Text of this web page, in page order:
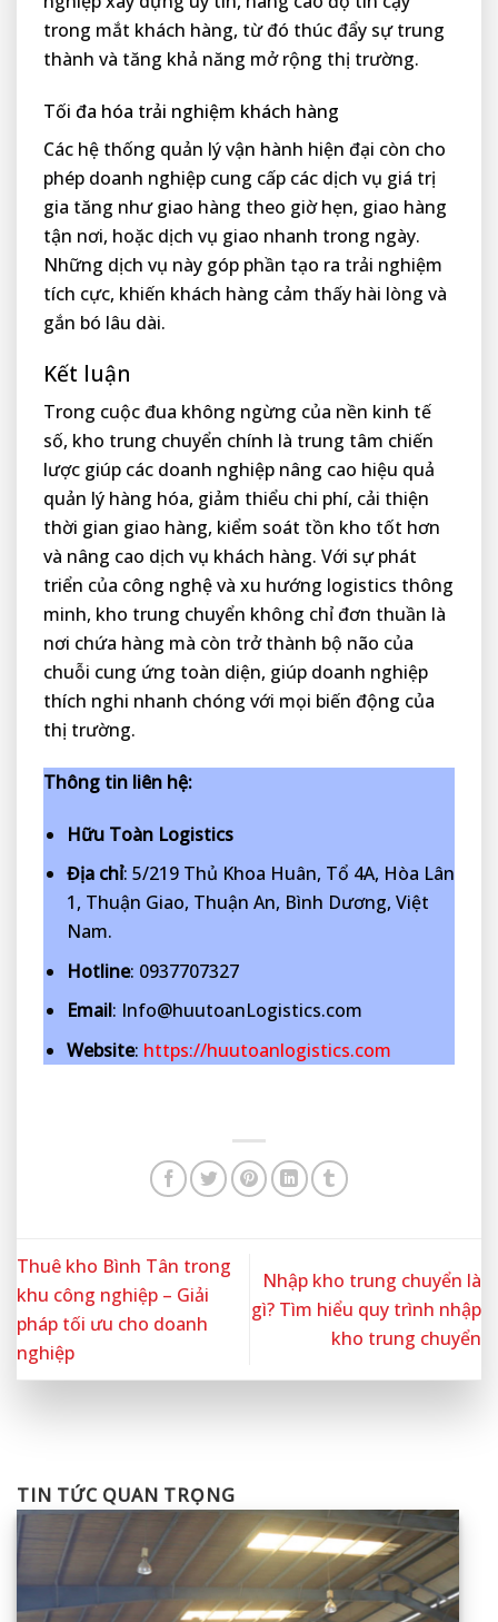
trong mắt khách hàng, từ đó thúc đẩy sự trung
thành và tăng khả năng mở rộng thị trường.
Tối đa hóa trải nghiệm khách hàng
Các hệ thống quản lý vận hành hiện đại còn cho
phép doanh nghiệp cung cấp các dịch vụ giá trị
gia tăng như giao hàng theo giờ hẹn, giao hàng
tận nơi, hoặc dịch vụ giao nhanh trong ngày.
Những dịch vụ này góp phần tạo ra trải nghiệm
tích cực, khiến khách hàng cảm thấy hài lòng và
gắn bó lâu dài.
Kết luận
Trong cuộc đua không ngừng của nền kinh tế
số, kho trung chuyển chính là trung tâm chiến
lược giúp các doanh nghiệp nâng cao hiệu quả
quản lý hàng hóa, giảm thiểu chi phí, cải thiện
thời gian giao hàng, kiểm soát tồn kho tốt hơn
và nâng cao dịch vụ khách hàng. Với sự phát
triển của công nghệ và xu hướng logistics thông
minh, kho trung chuyển không chỉ đơn thuần là
nơi chứa hàng mà còn trở thành bộ não của
chuỗi cung ứng toàn diện, giúp doanh nghiệp
thích nghi nhanh chóng với mọi biến động của
thị trường.
Thông tin liên hệ:
Hữu Toàn Logistics
Địa chỉ: 5/219 Thủ Khoa Huân, Tổ 4A, Hòa Lân
1, Thuận Giao, Thuận An, Bình Dương, Việt
Nam.
Hotline: 0937707327
Email: Info@huutoanLogistics.com
Website: https://huutoanlogistics.com
Thuê kho Bình Tân trong
khu công nghiệp – Giải
pháp tối ưu cho doanh
nghiệp
Nhập kho trung chuyển là
gì? Tìm hiểu quy trình nhập
kho trung chuyển
TIN TỨC QUAN TRỌNG